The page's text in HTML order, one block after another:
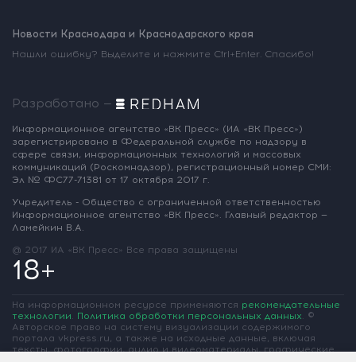
Новости Краснодара и Краснодарского края
Нашли ошибку? Выделите и нажмите Ctrl+Enter. Спасибо!
Разработано —
Информационное агентство «ВК Пресс» (ИА «ВК Пресс»)
зарегистрировано в Федеральной службе по надзору в
сфере связи, информационных технологий и массовых
коммуникаций (Роскомнадзор), регистрационный номер СМИ:
Эл № ФС77-71381 от 17 октября 2017 г.
Учредитель - Общество с ограниченной ответственностью
Информационное агентство «ВК Пресс». Главный редактор —
Ламейкин В.А.
@ 2017 ИА «ВК Пресс» Все права защищены
18+
На информационном ресурсе применяются рекомендательные
технологии. Политика обработки персональных данных. ©
Авторское право на систему визуализации содержимого
портала vkpress.ru, а также на исходные данные, включая
тексты, фотографии, аудио и видеоматериалы, графические